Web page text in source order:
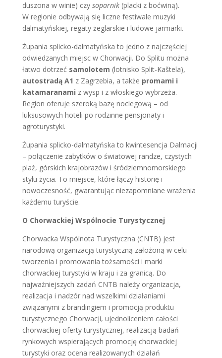
duszona w winie) czy soparnik(placki z boćwiną).
W regionie odbywają się liczne festiwale muzyki
dalmatyńskiej, regaty żeglarskie i ludowe jarmarki.
Żupania splicko-dalmatyńska to jedno z najczęściej
odwiedzanych miejsc w Chorwacji. Do Splitu można
łatwo dotrzeć samolotem (lotnisko Split-Kaštela),
autostradą A1 z Zagrzebia, a także promami i
katamaranami z wysp i z włoskiego wybrzeża.
Region oferuje szeroką bazę noclegową – od
luksusowych hoteli po rodzinne pensjonaty i
agroturystyki.
Żupania splicko-dalmatyńska to kwintesencja Dalmacji
– połączenie zabytków o światowej randze, czystych
plaż, górskich krajobrazów i śródziemnomorskiego
stylu życia. To miejsce, które łączy historię i
nowoczesność, gwarantując niezapomniane wrażenia
każdemu turyście.
O Chorwackiej Wspólnocie Turystycznej
Chorwacka Wspólnota Turystyczna (CNTB) jest
narodową organizacją turystyczną założoną w celu
tworzenia i promowania tożsamości i marki
chorwackiej turystyki w kraju i za granicą. Do
najważniejszych zadań CNTB należy organizacja,
realizacja i nadzór nad wszelkimi działaniami
związanymi z brandingiem i promocją produktu
turystycznego Chorwacji, ujednoliceniem całości
chorwackiej oferty turystycznej, realizacją badań
rynkowych wspierających promocję chorwackiej
turystyki oraz ocena realizowanych działań